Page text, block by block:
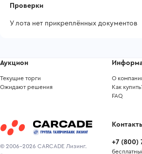
Проверки
У лота нет прикреплённых документов
© 2006-2026 CARCADE Лизинг.
Аукцион
Текущие торги
Ожидают решения
О
Как
FAQ
+7 (800)